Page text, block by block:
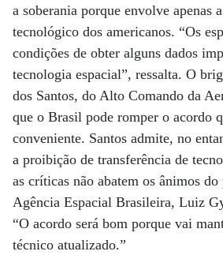
a soberania porque envolve apenas
tecnológico dos americanos. “Os
condições de obter alguns dados
tecnologia espacial”, ressalta. O
dos Santos, do Alto Comando da
que o Brasil pode romper o acordo
conveniente. Santos admite, no
a proibição de transferência de
as críticas não abatem os ânimos do
Agência Espacial Brasileira, Luiz
“O acordo será bom porque vai
técnico atualizado.”